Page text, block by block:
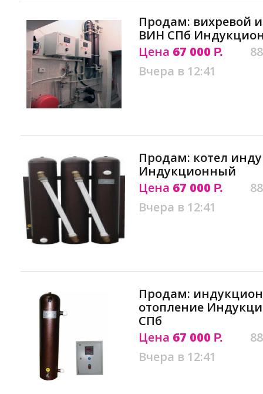
Продам: вихревой
ВИН СПб
Цена 67 000 Р.
Вчера в 12:41
Продам: котел
Индукционный
Цена 67 000 Р.
Вчера в 12:41
Продам:
отопление
СПб
Цена 67 000 Р.
Вчера в 12:41